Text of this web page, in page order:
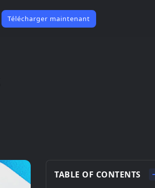
Télécharger maintenant
TABLE OF CONTENTS